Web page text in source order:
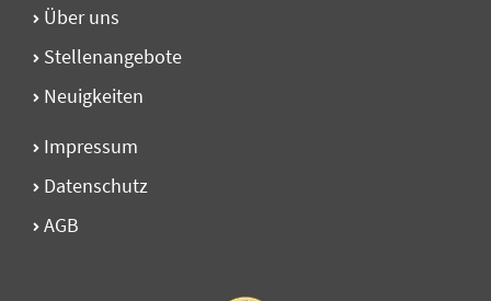
Über uns
Stellen­angebote
Neuigkeiten
Impressum
Datenschutz
AGB